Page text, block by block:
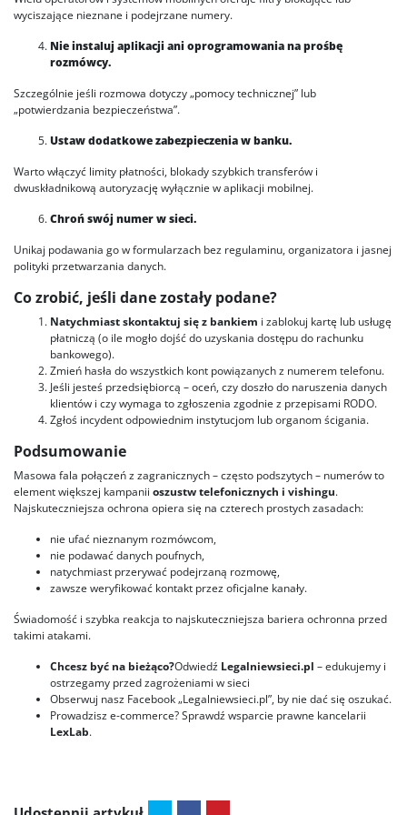
wyciszające nieznane i podejrzane numery.
Nie instaluj aplikacji ani oprogramowania na prośbę
rozmówcy.
Szczególnie jeśli rozmowa dotyczy „pomocy technicznej” lub
„potwierdzania bezpieczeństwa”.
Ustaw dodatkowe zabezpieczenia w banku.
Warto włączyć limity płatności, blokady szybkich transferów i
dwuskładnikową autoryzację wyłącznie w aplikacji mobilnej.
Chroń swój numer w sieci.
Unikaj podawania go w formularzach bez regulaminu, organizatora i jasnej
polityki przetwarzania danych.
Co zrobić, jeśli dane zostały podane?
Natychmiast skontaktuj się z bankiem i zablokuj kartę lub usługę
płatniczą (o ile mogło dojść do uzyskania dostępu do rachunku
bankowego).
Zmień hasła do wszystkich kont powiązanych z numerem telefonu.
Jeśli jesteś przedsiębiorcą – oceń, czy doszło do naruszenia danych
klientów i czy wymaga to zgłoszenia zgodnie z przepisami RODO.
Zgłoś incydent odpowiednim instytucjom lub organom ścigania.
Podsumowanie
Masowa fala połączeń z zagranicznych – często podszytych – numerów to
element większej kampanii oszustw telefonicznych i vishingu.
Najskuteczniejsza ochrona opiera się na czterech prostych zasadach:
nie ufać nieznanym rozmówcom,
nie podawać danych poufnych,
natychmiast przerywać podejrzaną rozmowę,
zawsze weryfikować kontakt przez oficjalne kanały.
Świadomość i szybka reakcja to najskuteczniejsza bariera ochronna przed
takimi atakami.
Chcesz być na bieżąco?Odwiedź Legalniewsieci.pl – edukujemy i
ostrzegamy przed zagrożeniami w sieci
Obserwuj nasz Facebook „Legalniewsieci.pl”, by nie dać się oszukać.
Prowadzisz e-commerce? Sprawdź wsparcie prawne kancelarii
LexLab.